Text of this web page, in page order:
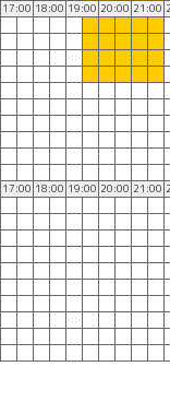
17:00 18:00 19:00 20:00 21:00
17:00 18:00 19:00 20:00 21:00